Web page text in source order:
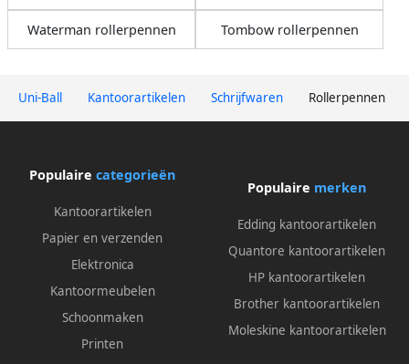
Uni-Ball Kantoorartikelen Schrijfwaren Rollerpennen
Waterman rollerpennen Tombow rollerpennen
Populaire categorieën
Kantoorartikelen
Papier en verzenden
Elektronica
Kantoormeubelen
Schoonmaken
Printen
Populaire merken
Edding kantoorartikelen
Quantore kantoorartikelen
HP kantoorartikelen
Brother kantoorartikelen
Moleskine kantoorartikelen